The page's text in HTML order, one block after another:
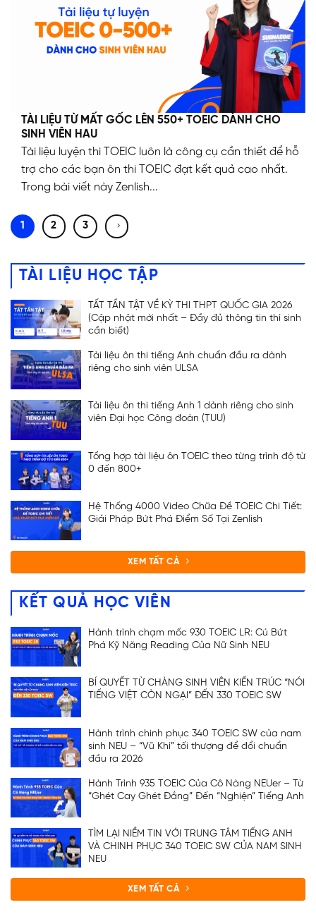
TÀI LIỆU TỪ MẤT GỐC LÊN 550+ TOEIC DÀNH CHO
SINH VIÊN HAU
Tài liệu luyện thi TOEIC luôn là công cụ cần thiết để hỗ
trợ cho các bạn ôn thi TOEIC đạt kết quả cao nhất.
Trong bài viết này Zenlish...
1 2 3
TÀI LIỆU HỌC TẬP
TẤT TẦN TẬT VỀ KỲ THI THPT QUỐC GIA 2026
(Cập nhật mới nhất – Đầy đủ thông tin thí sinh
cần biết)
Tài liệu ôn thi tiếng Anh chuẩn đầu ra dành
riêng cho sinh viên ULSA
Tài liệu ôn thi tiếng Anh 1 dành riêng cho sinh
viên Đại học Công đoàn (TUU)
Tổng hợp tài liệu ôn TOEIC theo từng trình độ từ
0 đến 800+
Hệ Thống 4000 Video Chữa Đề TOEIC Chi Tiết:
Giải Pháp Bứt Phá Điểm Số Tại Zenlish
XEM TẤT CẢ
KẾT QUẢ HỌC VIÊN
Hành trình chạm mốc 930 TOEIC LR: Cú Bứt
Phá Kỹ Năng Reading Của Nữ Sinh NEU
BÍ QUYẾT TỪ CHÀNG SINH VIÊN KIẾN TRÚC “NÓI
TIẾNG VIỆT CÒN NGẠI” ĐẾN 330 TOEIC SW
Hành trình chinh phục 340 TOEIC SW của nam
sinh NEU – “Vũ Khí” tối thượng để đổi chuẩn
đầu ra 2026
Hành Trình 935 TOEIC Của Cô Nàng NEUer – Từ
“Ghét Cay Ghét Đắng” Đến “Nghiện” Tiếng Anh
TÌM LẠI NIỀM TIN VỚI TRUNG TÂM TIẾNG ANH
VÀ CHINH PHỤC 340 TOEIC SW CỦA NAM SINH
NEU
XEM TẤT CẢ